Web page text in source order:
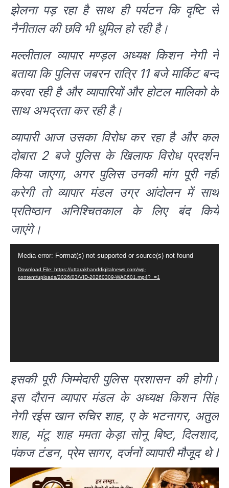
झेलना पड़ रहा है साथ ही पर्यटन कि दृष्टि से
नैनीताल की छवि भी धूमिल हो रही है।
मल्लीताल व्यापार मण्ड़ल अध्यक्ष किशन नेगी ने
बताया कि पुलिस जबरन रात्रि 11 बजे मार्किट बन्द
करवा रही है और व्यापारियों और होटल मालिको के
साथ अभद्रता कर रही है।
व्यापारी आज उसका विरोध कर रहा है और कल
दोबारा 2 बजे पुलिस के खिलाफ विरोध प्रदर्शन
किया जाएगा, अगर पुलिस उनकी मांग पूरी नही
करेगी तो व्यापार मंडल उग्र आंदोलन में साथ
प्रतिष्ठान अनिश्चितकाल के लिए बंद किये
जाएंगे।
Media error: Format(s) not supported or source(s) not found
Download File: https://uttarakhanddigitalnews.com/wp-
content/uploads/2026/03/VID-20260309-WA0601.mp4?_=1
इसकी पूरी जिम्मेदारी पुलिस प्रशासन की होगी।
इस दौरान व्यापार मंडल के अध्यक्ष किशन सिंह
नेगी रईस खान रुचिर शाह, ए के भटनागर, अतुल
शाह, मंटू शाह ममता केड़ा सोनू बिष्ट, दिलशाद,
पंकज टंडन, प्रेम सागर, दर्जनों व्यापारी मौजूद थे l